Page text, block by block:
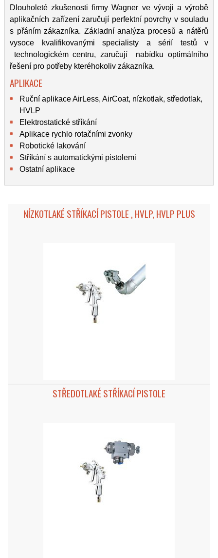
Dlouholeté zkušenosti firmy Wagner ve vývoji a výrobě
aplikačních zařízení zaručují perfektní povrchy v souladu
s přáním zákazníka. Základní analýza procesů a nátěrů
vysoce kvalifikovanými specialisty a sérií testů v
technologickém centru, zaručují nabídku optimálního
řešení pro potřeby kteréhokoliv zákazníka.
APLIKACE
Ruční aplikace AirLess, AirCoat, nízkotlak, středotlak,
HVLP
Elektrostatické stříkání
Aplikace rychlo rotačními zvonky
Robotické lakování
Stříkání s automatickými pistolemi
Ostatní aplikace
NÍZKOTLAKÉ STŘÍKACÍ PISTOLE , HVLP, HVLP PLUS
STŘEDOTLAKÉ STŘÍKACÍ PISTOLE